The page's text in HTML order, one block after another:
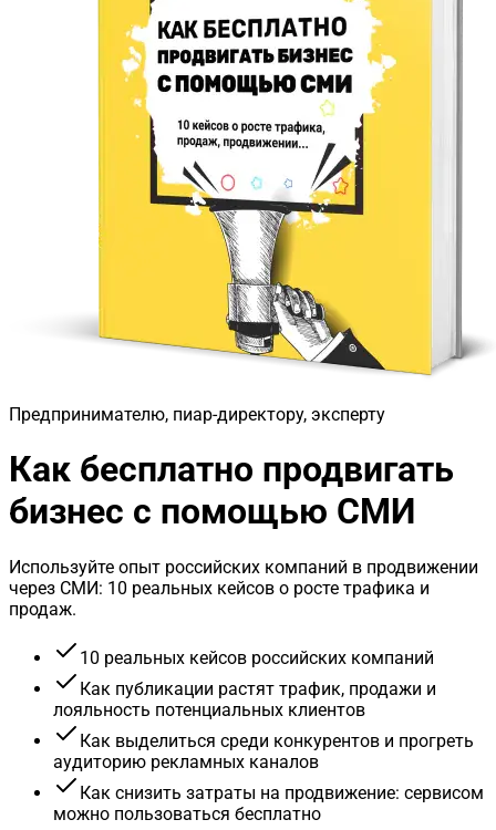
Предпринимателю, пиар-директору, эксперту
Как бесплатно продвигать
бизнес с помощью СМИ
Используйте опыт российских компаний в продвижении
через СМИ: 10 реальных кейсов о росте трафика и
продаж.
10 реальных кейсов российских компаний
Как публикации растят трафик, продажи и
лояльность потенциальных клиентов
Как выделиться среди конкурентов и прогреть
аудиторию рекламных каналов
Как снизить затраты на продвижение: сервисом
можно пользоваться бесплатно